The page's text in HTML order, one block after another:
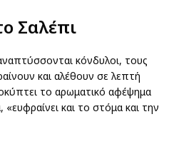
Σαλέπι
κόνδυλοι, τους
και αλέθουν σε λεπτή
το αρωματικό αφέψημα
και το στόμα και την